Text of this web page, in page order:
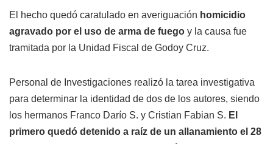
El hecho quedó caratulado en averiguación homicidio
agravado por el uso de arma de fuego y la causa fue
tramitada por la Unidad Fiscal de Godoy Cruz.
Personal de Investigaciones realizó la tarea investigativa
para determinar la identidad de dos de los autores, siendo
los hermanos Franco Darío S. y Cristian Fabian S. El
primero quedó detenido a raíz de un allanamiento el 28